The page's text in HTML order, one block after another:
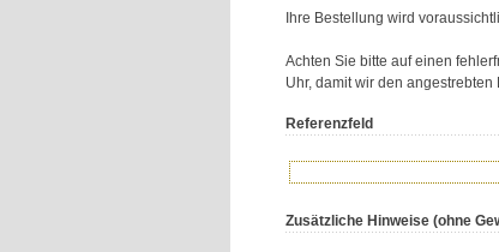
Ihre Bestellung wird
Achten Sie bitte auf einen
Uhr, damit wir den
Referenzfeld
Zusätzliche Hinweise (ohne